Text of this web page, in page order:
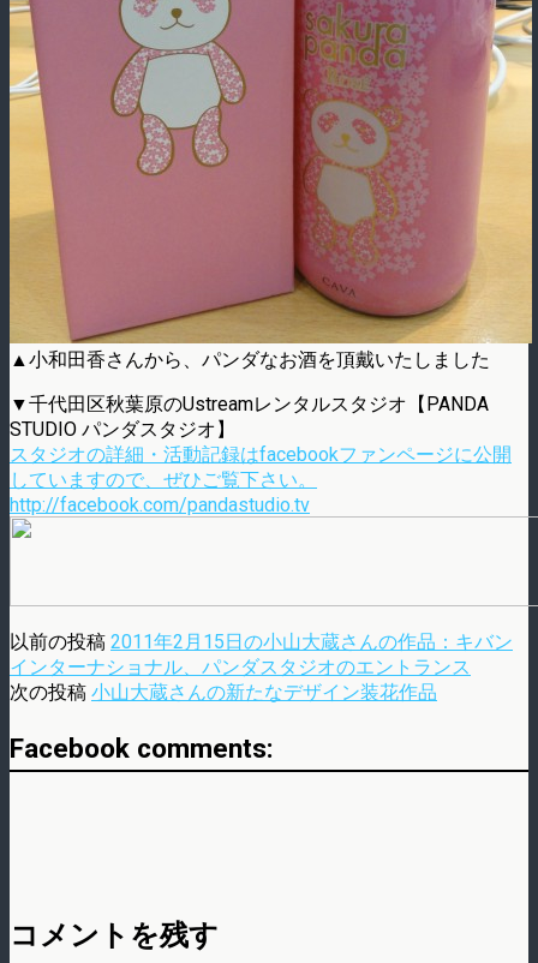
▲小和田香さんから、パンダなお酒を頂戴いたしました
▼千代田区秋葉原のUstreamレンタルスタジオ【PANDA
STUDIO パンダスタジオ】
スタジオの詳細・活動記録はfacebookファンページに公開
していますので、ぜひご覧下さい。
http://facebook.com/pandastudio.tv
以前の投稿 2011年2月15日の小山大蔵さんの作品：キバン
インターナショナル、パンダスタジオのエントランス
次の投稿 小山大蔵さんの新たなデザイン装花作品
Facebook comments:
コメントを残す